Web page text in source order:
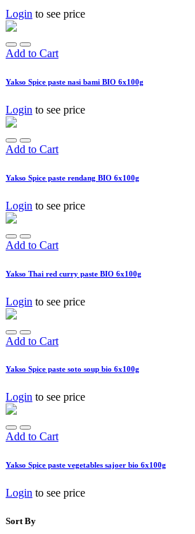
Login to see price
Add to Cart
Yakso Spice paste nasi bami BIO 6x100g
Login to see price
Add to Cart
Yakso Spice paste rendang BIO 6x100g
Login to see price
Add to Cart
Yakso Thai red curry paste BIO 6x100g
Login to see price
Add to Cart
Yakso Spice paste soto soup bio 6x100g
Login to see price
Add to Cart
Yakso Spice paste vegetables sajoer bio 6x100g
Login to see price
Sort By